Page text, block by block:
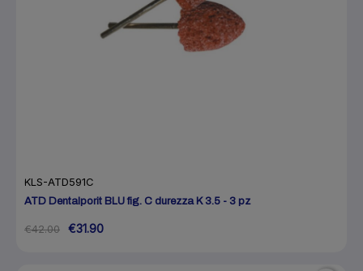
KLS-ATD591C
ATD Dentalporit BLU fig. C durezza K 3.5 - 3 pz
€42.00 €31.90